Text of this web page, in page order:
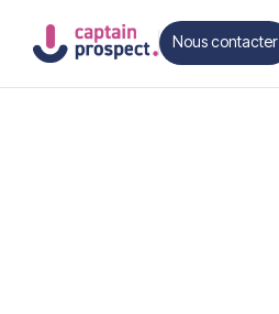
Nous contacter
Contact